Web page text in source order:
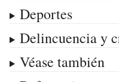
Deportes
Delincuencia y
Véase también